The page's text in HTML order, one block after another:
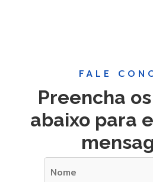
FALE
Preencha
abaixo para